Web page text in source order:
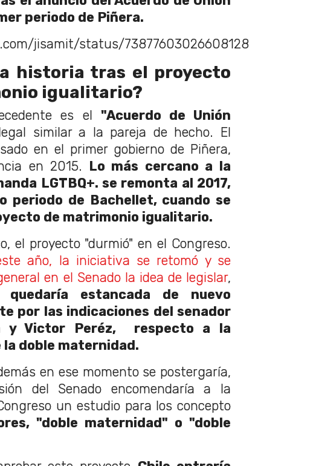
periodo de Piñera.
jisamit/status/73877603026608128
historia tras el proyecto
igualitario?
es el "Acuerdo de Unión
similar a la pareja de hecho. El
en el primer gobierno de Piñera,
en 2015. Lo más cercano a la
LGTBQ+. se remonta al 2017,
periodo de Bachellet, cuando se
de matrimonio igualitario.
el proyecto "durmió" en el Congreso.
año, la iniciativa se retomó y se
en el Senado la idea de legislar,
quedaría estancada de nuevo
por las indicaciones del senador
y Victor Peréz, respecto a la
doble maternidad.
en ese momento se postergaría,
del Senado encomendaría a la
un estudio para los concepto
"doble maternidad" o "doble